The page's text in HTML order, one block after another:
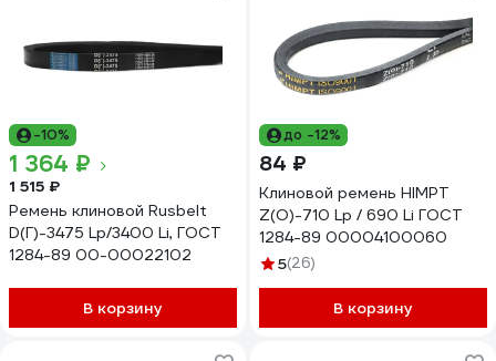
-10%
1 364 ₽
1 515 ₽
Ремень клиновой Rusbelt
D(Г)-3475 Lp/3400 Li, ГОСТ
1284-89 00-00022102
В корзину
до -12%
84 ₽
Клиновой ремень HIMPT
Z(O)-710 Lp / 690 Li ГОСТ
1284-89 00004100060
5(26)
В корзину